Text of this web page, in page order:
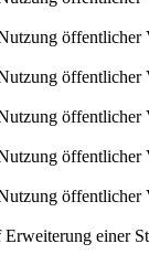
öffentlicher
öffentlicher
öffentlicher
öffentlicher
einer